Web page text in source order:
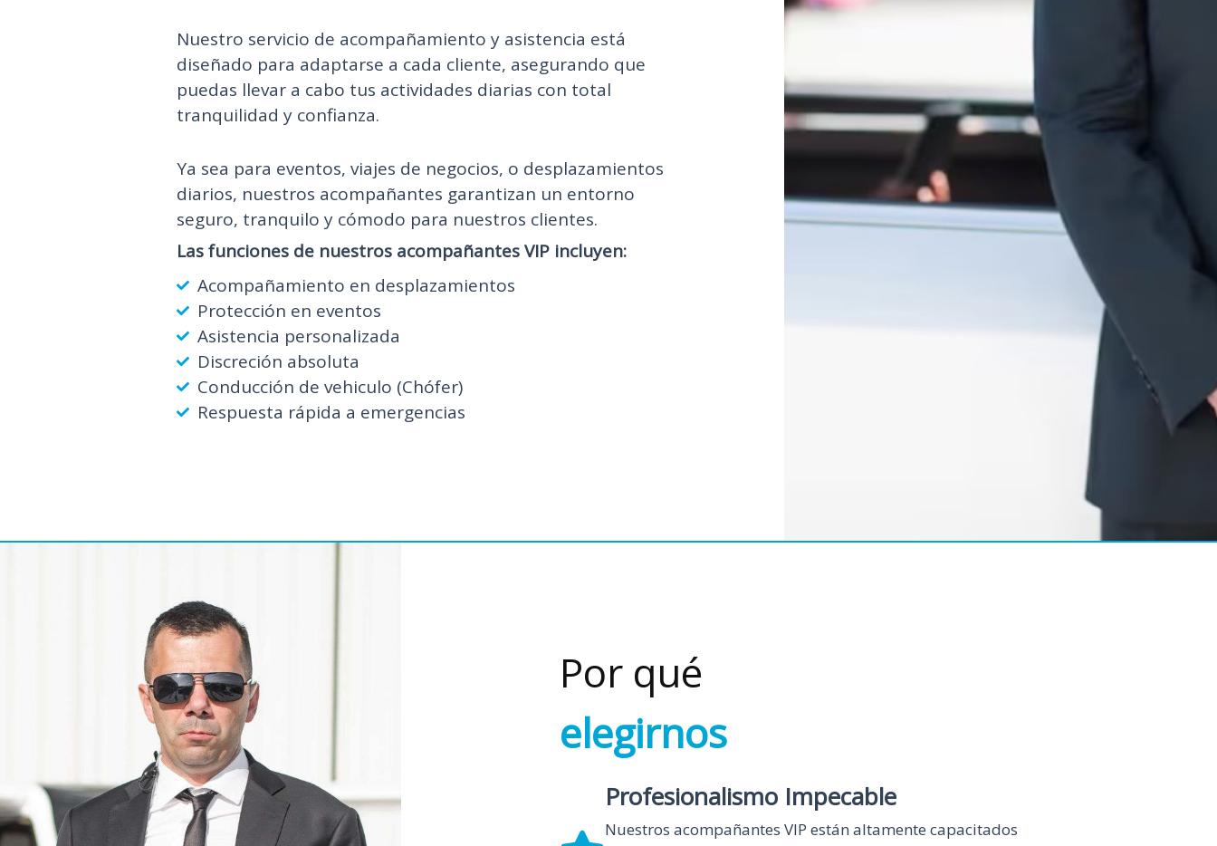
Nuestro servicio de acompañamiento y asistencia está
diseñado para adaptarse a cada cliente, asegurando que
puedas llevar a cabo tus actividades diarias con total
tranquilidad y confianza.
Ya sea para eventos, viajes de negocios, o desplazamientos
diarios, nuestros acompañantes garantizan un entorno
seguro, tranquilo y cómodo para nuestros clientes.
Las funciones de nuestros acompañantes VIP incluyen:
Acompañamiento en desplazamientos
Protección en eventos
Asistencia personalizada
Discreción absoluta
Conducción de vehiculo (Chófer)
Respuesta rápida a emergencias
Por qué
elegirnos
Profesionalismo Impecable
Nuestros acompañantes VIP están altamente capacitados